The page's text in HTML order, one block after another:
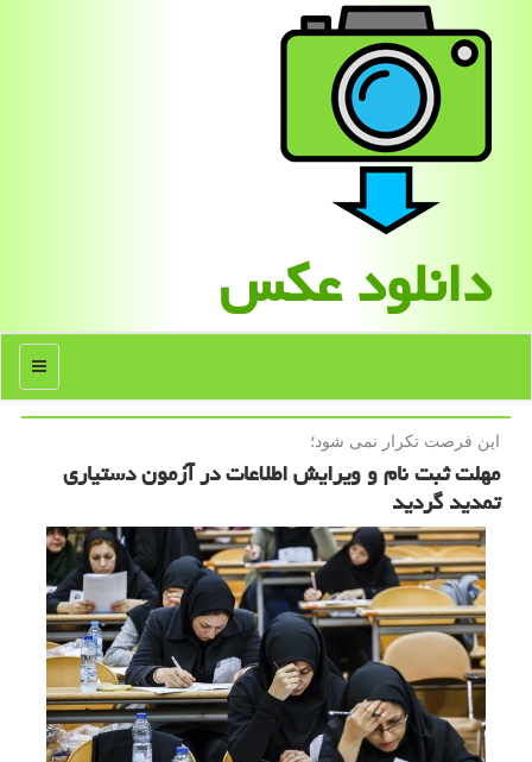
دانلود عكس
منو
این فرصت تكرار نمی شود؛
مهلت ثبت نام و ویرایش اطلاعات در آزمون دستیاری
تمدید گردید